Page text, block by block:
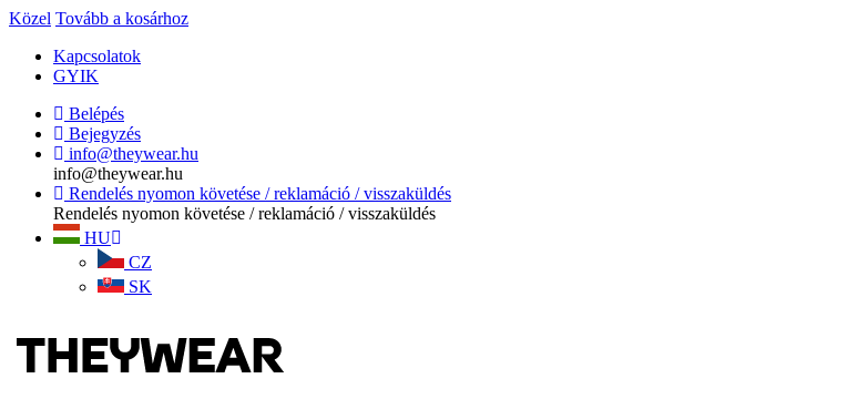
Közel Tovább a kosárhoz
Kapcsolatok
GYIK
Belépés
Bejegyzés
info@theywear.hu
info@theywear.hu
Rendelés nyomon követése / reklamáció / visszaküldés
Rendelés nyomon követése / reklamáció / visszaküldés
HU
CZ
SK